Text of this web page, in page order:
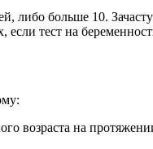
либо больше 10.
тест на
возраста на